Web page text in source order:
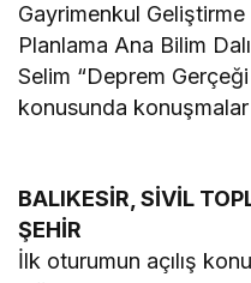
Gayrimenkul
Planlama Ana Bilim
Selim “Deprem
konusunda konuşmalar
BALIKESİR, SİVİL
ŞEHİR
İlk oturumun açılış